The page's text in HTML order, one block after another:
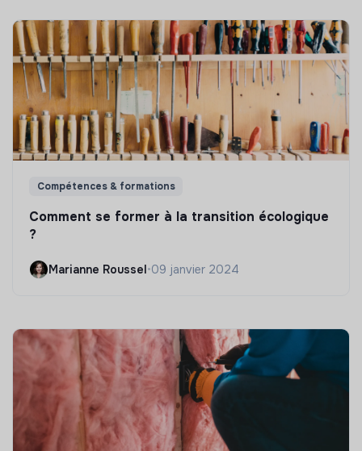
Compétences & formations
Comment se former à la transition écologique
?
Marianne Roussel•09 janvier 2024